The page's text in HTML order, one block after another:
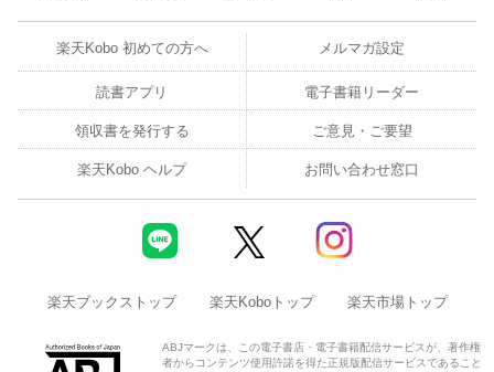
楽天Kobo 初めての方へ メルマガ設定
読書アプリ 電子書籍リーダー
領収書を発行する ご意見・ご要望
楽天Kobo ヘルプ お問い合わせ窓口
楽天ブックストップ 楽天Koboトップ 楽天市場トップ
ABJマークは、この電子書店・電子書籍配信サービスが、著作権
者からコンテンツ使用許諾を得た正規版配信サービスであること